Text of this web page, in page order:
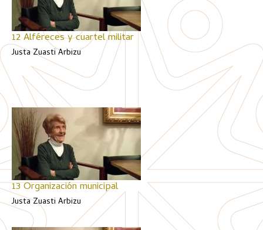
12 Alféreces y cuartel militar
Justa Zuasti Arbizu
13 Organización municipal
Justa Zuasti Arbizu